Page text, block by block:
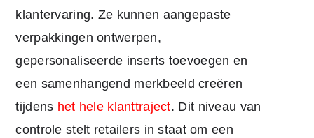
klantervaring. Ze kunnen aangepaste
verpakkingen ontwerpen,
gepersonaliseerde inserts toevoegen en
een samenhangend merkbeeld creëren
tijdens het hele klanttraject. Dit niveau van
controle stelt retailers in staat om een